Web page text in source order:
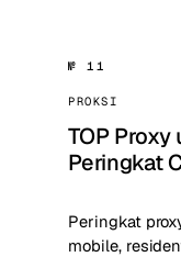
№ 11
PROKSI
TOP
Peringkat
Peringkat
mobile,